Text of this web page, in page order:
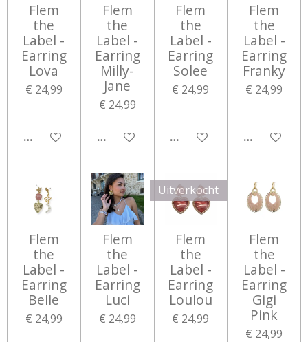
Flem
the
Label -
Earring
Lova
€ 24,99
IN WINKELWAGEN
Flem
the
Label -
Earring
Milly-
Jane
€ 24,99
IN WINKELWAGEN
Flem
the
Label -
Earring
Solee
€ 24,99
IN WINKELWAGEN
Flem
the
Label -
Earring
Franky
€ 24,99
IN
Flem
the
Label -
Earring
Belle
€ 24,99
Flem
the
Label -
Earring
Luci
€ 24,99
Uitverkocht
Flem
the
Label -
Earring
Loulou
€ 24,99
Flem
the
Label -
Earring
Gigi
Pink
€ 24,99